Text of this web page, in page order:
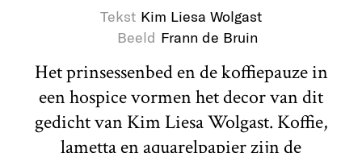
Tekst Kim Liesa Wolgast
Beeld Frann de Bruin
Het prinsessenbed en de koffiepauze in
een hospice vormen het decor van dit
gedicht van Kim Liesa Wolgast. Koffie,
lametta en aquarelpapier zijn de